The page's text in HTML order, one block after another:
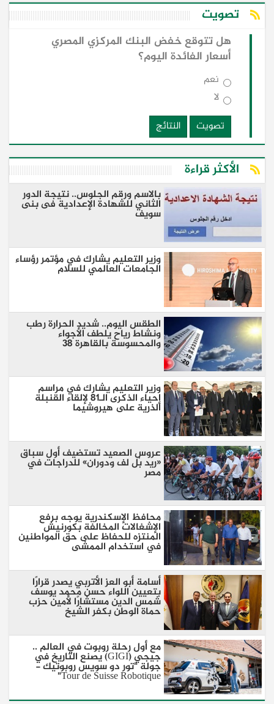
تصويت
هل تتوقع خفض البنك المركزي المصري
أسعار الفائدة اليوم؟
نعم
لا
تصويت
النتائج
الأكثر قراءة
بالاسم ورقم الجلوس.. نتيجة الدور
الثاني للشهادة الإعدادية فى بنى
سويف
وزير التعليم يشارك في مؤتمر رؤساء
الجامعات العالمي للسلام
الطقس اليوم.. شديد الحرارة رطب
ونشاط رياح يلطف الأجواء
والمحسوسة بالقاهرة 38
وزير التعليم يشارك في مراسم
إحياء الذكرى الـ81 لإلقاء القنبلة
الذرية على هيروشيما
عروس الصعيد تستضيف أول سباق
«ريد بُل لف ودوران» للدراجات في
مصر
محافظ الإسكندرية يوجه برفع
الإشغالات المخالفة بكورنيش
المنتزه للحفاظ على حق المواطنين
في استخدام الممشى
أسامة أبو العز الأتربي يصدر قرارًا
بتعيين اللواء حسن محمد يوسف
شمس الدين مستشارًا لأمين حزب
حماة الوطن بكفر الشيخ
مع أول رحلة روبوت في العالم ..
جيجي (GIGI) يصنع التاريخ في
جولة "تور دو سويس روبوتيك -
Tour de Suisse Robotique"